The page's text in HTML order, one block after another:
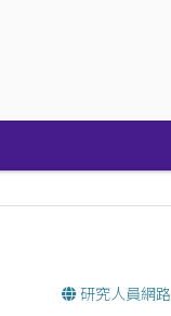
研究人員網路